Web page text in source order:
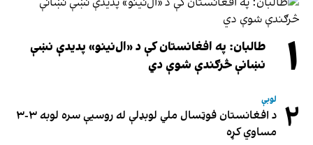
۱
طالبان: په افغانستان کې د «ال‌نینو» پدیدې نښې
نښانې څرګندې شوې دي
۲ لوبې
د افغانستان فوټسال ملي لوبډلې له روسیې سره لوبه ۳-۳
مساوي کړه